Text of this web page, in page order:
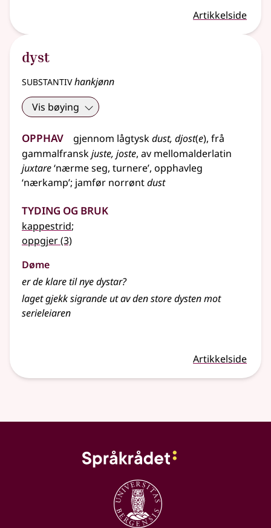
Artikkelside
dyst
substantivhankjønn
Vis bøying
Opphav gjennom lågtyskdust, djost(e), frå
gammalfranskjuste, joste, av mellomalderlatin
juxtare‘nærme seg, turnere’, opphavleg
‘nærkamp’; jamfør norrøntdust
Tyding og bruk
kappestrid;
oppgjer(3)
Døme
er de klare til nye dystar?
laget gjekk sigrande ut av den store dysten mot
serieleiaren
Artikkelside